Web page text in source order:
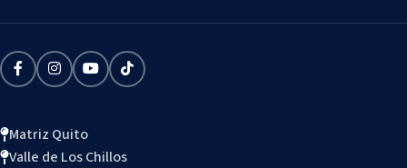
Matriz Quito
Valle de Los Chillos